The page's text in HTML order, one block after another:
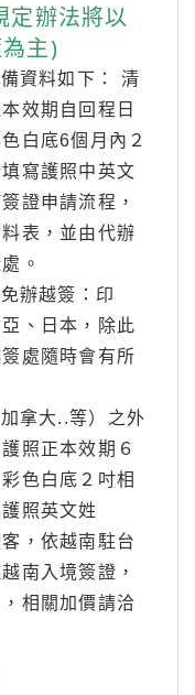
定辦法將以
主)
資料如下： 清
效期自回程日
白底6個月內２
寫護照中英文
證申請流程，
表，並由代辦
。
辦越簽：印
、日本，除此
處隨時會有所
拿大..等）之外
照正本效期６
色白底２吋相
照英文姓
，依越南駐台
南入境簽證，
相關加價請洽